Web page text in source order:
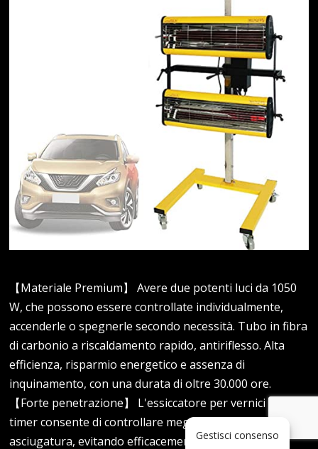
【Materiale Premium】 Avere due potenti luci da 1050
W, che possono essere controllate individualmente,
accenderle o spegnerle secondo necessità. Tubo in fibra
di carbonio a riscaldamento rapido, antiriflesso. Alta
efficienza, risparmio energetico e assenza di
inquinamento, con una durata di oltre 30.000 ore.
【Forte penetrazione】 L'essiccatore per vernici con
timer consente di controllare meglio il tempo di
asciugatura, evitando efficacemente indurimento,
Gestisci consenso